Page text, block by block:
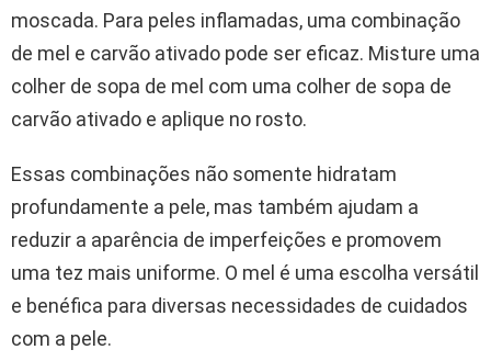
moscada. Para peles inflamadas, uma combinação
de mel e carvão ativado pode ser eficaz. Misture uma
colher de sopa de mel com uma colher de sopa de
carvão ativado e aplique no rosto.
Essas combinações não somente hidratam
profundamente a pele, mas também ajudam a
reduzir a aparência de imperfeições e promovem
uma tez mais uniforme. O mel é uma escolha versátil
e benéfica para diversas necessidades de cuidados
com a pele.